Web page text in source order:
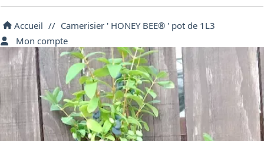
Accueil // Camerisier ' HONEY BEE® ' pot de 1L3
Mon compte